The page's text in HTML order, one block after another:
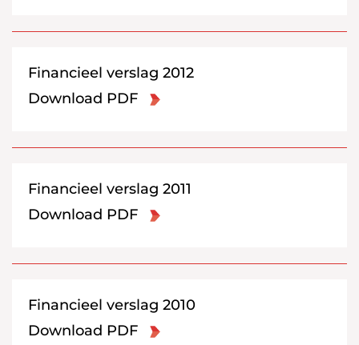
Financieel verslag 2012
Download PDF
Financieel verslag 2011
Download PDF
Financieel verslag 2010
Download PDF